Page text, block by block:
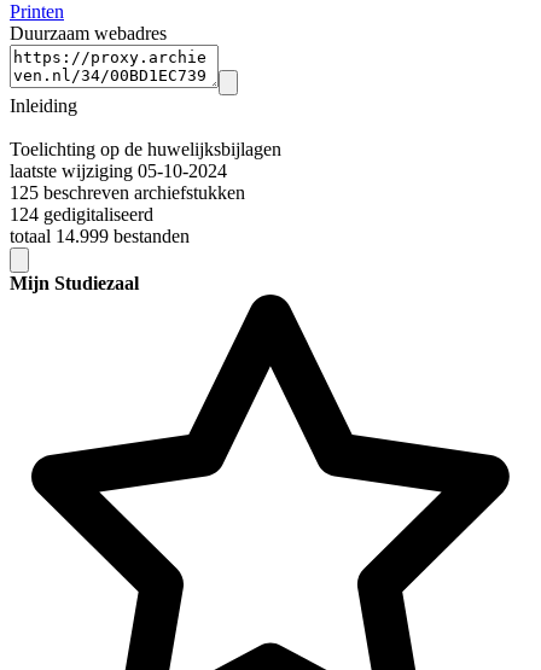
Printen
Duurzaam webadres
Inleiding
Toelichting op de huwelijksbijlagen
laatste wijziging 05-10-2024
125 beschreven archiefstukken
124 gedigitaliseerd
totaal 14.999 bestanden
Mijn Studiezaal